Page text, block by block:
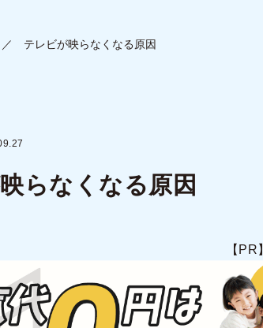
テレビが映らなくなる原因
らなくなる原因
【PR】